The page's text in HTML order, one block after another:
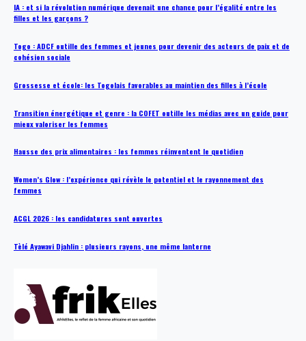
IA : et si la révolution numérique devenait une chance pour l’égalité entre les
filles et les garçons ?
Togo : ADCF outille des femmes et jeunes pour devenir des acteurs de paix et de
cohésion sociale
Grossesse et école: les Togolais favorables au maintien des filles à l’école
Transition énergétique et genre : la COFET outille les médias avec un guide pour
mieux valoriser les femmes
Hausse des prix alimentaires : les femmes réinventent le quotidien
Women’s Glow : l’expérience qui révèle le potentiel et le rayonnement des
femmes
ACGL 2026 : les candidatures sont ouvertes
Tèlé Ayawavi Djahlin : plusieurs rayons, une même lanterne